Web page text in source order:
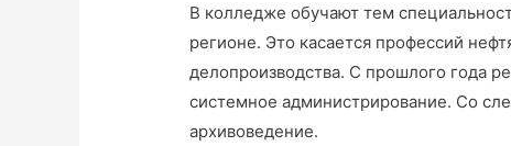
В колледже обучают тем
регионе. Это касается профессий
делопроизводства. С прошлого года
системное администрирование. Со
архивоведение.